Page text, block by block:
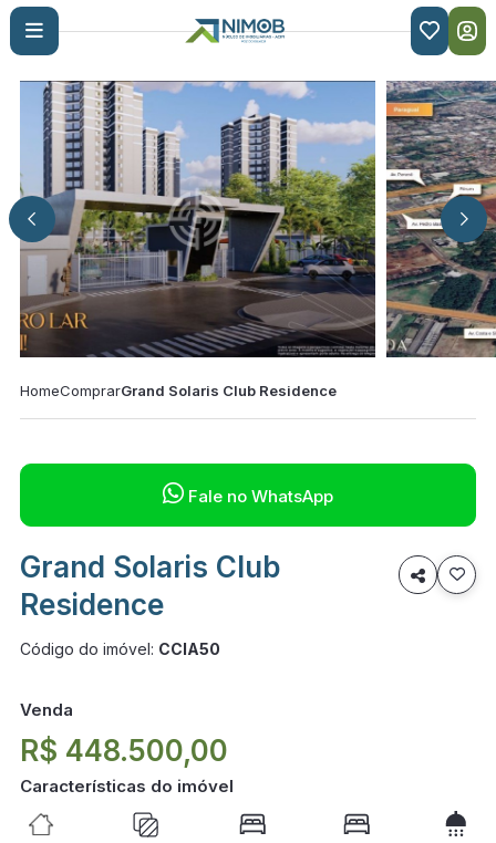

HomeComprarGrand Solaris Club Residence
 Fale no WhatsApp
Grand Solaris Club
Residence

Código do imóvel: CCIA50
Venda
R$ 448.500,00
Características do imóvel